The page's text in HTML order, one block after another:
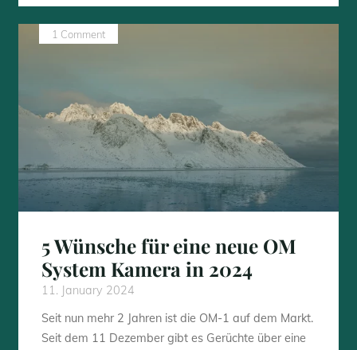
–
Even
1 Comment
5 Wünsche für eine neue OM
System Kamera in 2024
11. January 2024
Seit nun mehr 2 Jahren ist die OM-1 auf dem Markt.
Seit dem 11 Dezember gibt es Gerüchte über eine